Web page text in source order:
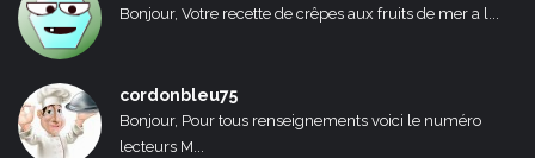
Bonjour, Votre recette de crêpes aux fruits de mer a l...
cordonbleu75
Bonjour, Pour tous renseignements voici le numéro
lecteurs M...